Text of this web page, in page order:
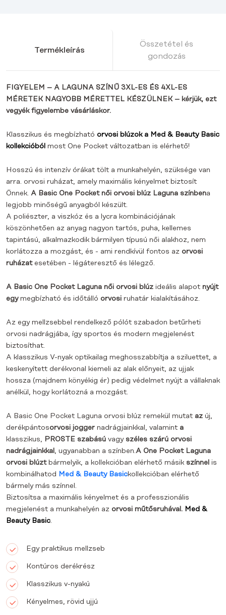
Termékleírás
Összetétel és
gondozás
FIGYELEM – A LAGUNA SZÍNŰ 3XL-ES ÉS 4XL-ES
MÉRETEK NAGYOBB MÉRETTEL KÉSZÜLNEK – kérjük, ezt
vegyék figyelembe vásárláskor.
Klasszikus és megbízható orvosi blúzok a Med & Beauty Basic
kollekcióból most One Pocket változatban is elérhető!
Hosszú és intenzív órákat tölt a munkahelyén, szüksége van
arra. orvosi ruházat, amely maximális kényelmet biztosít
Önnek. A Basic One Pocket női orvosi blúz Laguna színbena
legjobb minőségű anyagból
készült.
A poliészter, a viszkóz és a lycra kombinációjának
köszönhetően az anyag nagyon tartós, puha, kellemes
tapintású, alkalmazkodik bármilyen típusú női alakhoz, nem
korlátozza a mozgást, és - ami rendkívül fontos az orvosi
ruházatesetében - légáteresztő és lélegző.
A Basic One Pocket Laguna női orvosi blúz ideális alapot nyújt
egymegbízható és időtálló orvosi ruhatár kialakításához.
Az egy mellzsebbel rendelkező pólót szabadon betűrheti
orvosi nadrágjába, így sportos és modern megjelenést
biztosíthat.
A klasszikus V-nyak optikailag meghosszabbítja a sziluettet, a
keskenyített derékvonal kiemeli az alak előnyeit, az ujjak
hossza (majdnem könyékig ér) pedig védelmet nyújt a vállaknak
anélkül, hogy korlátozná a mozgást.
A Basic One Pocket Laguna orvosi blúz remekül mutat az új,
derékpántosorvosi jogger nadrágjainkkal, valamint a
klasszikus, PROSTE szabású vagy széles szárú orvosi
nadrágjainkkal , ugyanabban a színben.A One Pocket Laguna
orvosi blúzt bármelyik, a kollekcióban elérhető másik színnel is
kombinálhatod Med & Beauty Basickollekcióban elérhető
bármely más színnel.
Biztosítsa a maximális kényelmet és a professzionális
megjelenést a munkahelyén az orvosi műtősruhával. Med &
Beauty Basic.
Egy praktikus mellzseb
Kontúros derékrész
Klasszikus v-nyakú
Kényelmes, rövid ujjú